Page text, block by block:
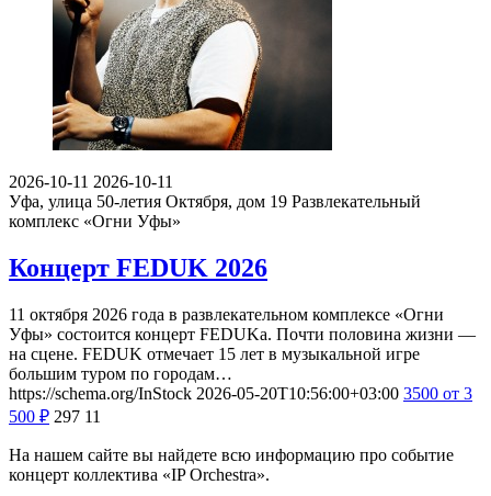
2026-10-11 2026-10-11
Уфа, улица 50-летия Октября, дом 19 Развлекательный
комплекс «Огни Уфы»
Концерт FEDUK 2026
11 октября 2026 года в развлекательном комплексе «Огни
Уфы» состоится концерт FEDUKа. Почти половина жизни —
на сцене. FEDUK отмечает 15 лет в музыкальной игре
большим туром по городам…
https://schema.org/InStock 2026-05-20T10:56:00+03:00 3500 от 3
500 ₽ 297 11
На нашем сайте вы найдете всю информацию про событие
концерт коллектива «IP Orchestra».